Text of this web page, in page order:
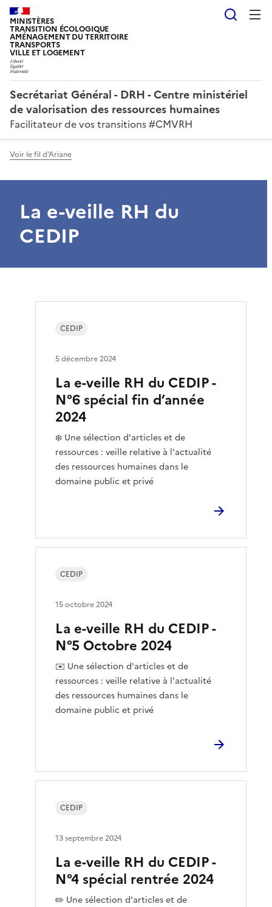
MINISTÈRES
TRANSITION ÉCOLOGIQUE
AMÉNAGEMENT DU TERRITOIRE
TRANSPORTS
VILLE ET LOGEMENT
Secrétariat Général - DRH - Centre ministériel
de valorisation des ressources humaines
Facilitateur de vos transitions #CMVRH
Voir le fil d'Ariane
La e-veille RH du
CEDIP
La e-veille RH du CEDIP -
N°6 spécial fin d’année
2024
❄️ Une sélection d'articles et de
ressources : veille relative à l'actualité
des ressources humaines dans le
domaine public et privé
CEDIP
5 décembre 2024
La e-veille RH du CEDIP -
N°5 Octobre 2024
✉️ Une sélection d'articles et de
ressources : veille relative à l'actualité
des ressources humaines dans le
domaine public et privé
CEDIP
15 octobre 2024
La e-veille RH du CEDIP -
N°4 spécial rentrée 2024
✏️ Une sélection d'articles et de
CEDIP
13 septembre 2024